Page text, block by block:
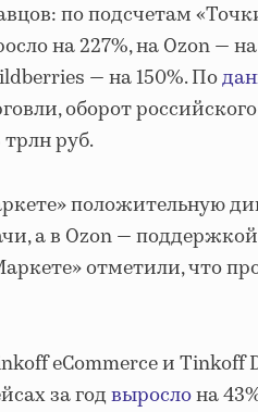
по подсчетам
на 227%, на Ozon —
— на 150%. По
оборот
руб.
положительную
а в Ozon —
отметили, что
eCommerce и Tinkoff
за годвырослона